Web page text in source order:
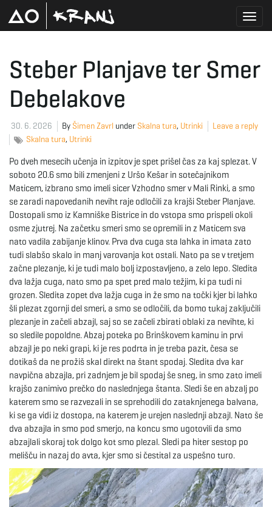
g
l
e
a
i
Steber Planjave ter Smer
Debelakove
30. 6. 2026 By Šimen Zavrl under Skalna tura, Utrinki
Leave a reply
Skalna tura, Utrinki
Po dveh mesecih učenja in izpitov je spet prišel čas za kaj splezat. V
soboto 20.6 smo bili zmenjeni z Uršo Kešar in sotečajnikom
Maticem, izbrano smo imeli sicer Vzhodno smer v Mali Rinki, a smo
se zaradi napovedanih neviht raje odločili za krajši Steber Planjave.
Dostopali smo iz Kamniške Bistrice in do vstopa smo prispeli okoli
osme zjutrej. Na začetku smeri smo se opremili in z Maticem sva
nato vadila zabijanje klinov. Prva dva cuga sta lahka in imata zato
tudi slabšo skalo in manj varovanja kot ostali. Nato pa se v tretjem
začne plezanje, ki je tudi malo bolj izpostavljeno, a zelo lepo. Sledita
dva lažja cuga, nato smo pa spet pred malo težjim, ki pa tudi ni
grozen. Sledita zopet dva lažja cuga in že smo na točki kjer bi lahko
šli plezat zgornji del smeri, a smo se odločili, da bomo tukaj zaključili
plezanje in začeli abzajl, saj so se začeli zbirati oblaki za nevihte, ki
so sledile popoldne. Abzaj poteka po Brinškovem kaminu in prvi
abzajl je po neki grapi, ki je res podrta in je treba pazit, česa se
dotikaš da ne prožiš skal direkt na štant spodaj. Sledita dva kar
navpična abzajla, pri zadnjem je bil spodaj še sneg, in smo zato imeli
krajšo zanimivo prečko do naslednjega štanta. Sledi še en abzalj po
katerem smo se razvezali in se sprehodili do zataknjenega balvana,
ki se ga vidi iz dostopa, na katerem je urejen naslednji abzajl. Nato še
dva abzajla in smo pod smerjo, na koncu smo ugotovili da smo
abzajlali skoraj tok dolgo kot smo plezal. Sledi pa hiter sestop po
melišču in nazaj do avta, kjer smo si čestital za uspešno turo.